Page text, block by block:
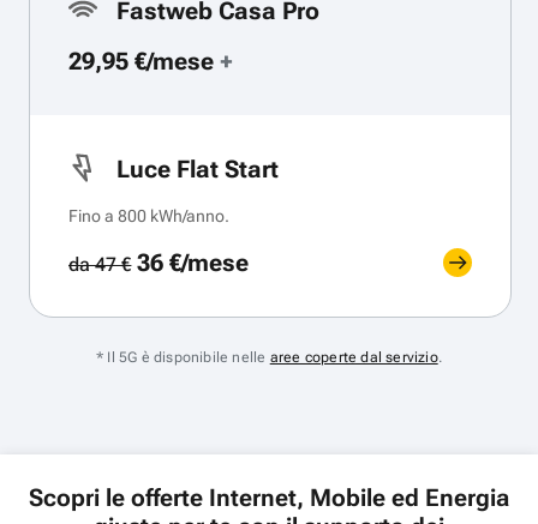
Fastweb Casa Pro
29,95 €/mese +
Luce Flat Start
Fino a 800 kWh/anno.
da 47 €36 €/mese
* Il 5G è disponibile nelle aree coperte dal servizio.
Scopri le offerte Internet, Mobile ed Energia